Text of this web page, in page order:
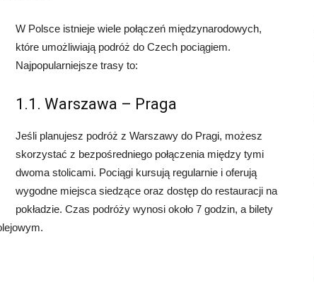
W Polsce istnieje wiele połączeń międzynarodowych,
które umożliwiają podróż do Czech pociągiem.
Najpopularniejsze trasy to:
1.1. Warszawa – Praga
Jeśli planujesz podróż z Warszawy do Pragi, możesz
skorzystać z bezpośredniego połączenia między tymi
dwoma stolicami. Pociągi kursują regularnie i oferują
wygodne miejsca siedzące oraz dostęp do restauracji na
pokładzie. Czas podróży wynosi około 7 godzin, a bilety